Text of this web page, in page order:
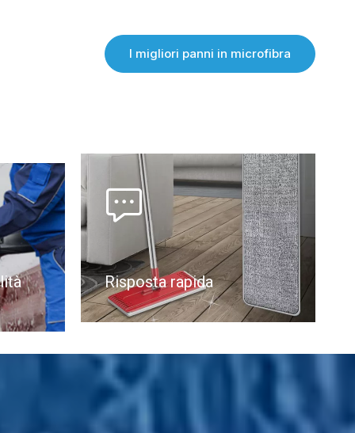
I migliori panni in microfibra

Risposta rapida